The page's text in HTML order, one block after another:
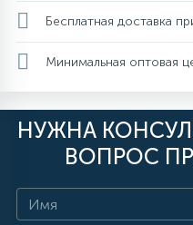
Бесплатная доставка
Минимальная оптовая
НУЖНА
ВОПРОС